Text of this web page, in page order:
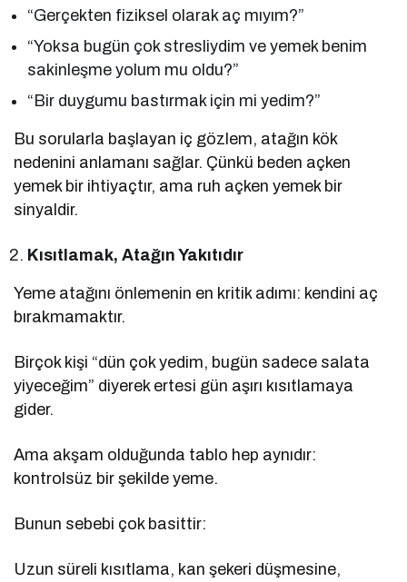
“Gerçekten fiziksel olarak aç mıyım?”
“Yoksa bugün çok stresliydim ve yemek benim
sakinleşme yolum mu oldu?”
“Bir duygumu bastırmak için mi yedim?”
Bu sorularla başlayan iç gözlem, atağın kök
nedenini anlamanı sağlar. Çünkü beden açken
yemek bir ihtiyaçtır, ama ruh açken yemek bir
sinyaldir.
Kısıtlamak, Atağın Yakıtıdır
Yeme atağını önlemenin en kritik adımı: kendini aç
bırakmamaktır.
Birçok kişi “dün çok yedim, bugün sadece salata
yiyeceğim” diyerek ertesi gün aşırı kısıtlamaya
gider.
Ama akşam olduğunda tablo hep aynıdır:
kontrolsüz bir şekilde yeme.
Bunun sebebi çok basittir:
Uzun süreli kısıtlama, kan şekeri düşmesine,